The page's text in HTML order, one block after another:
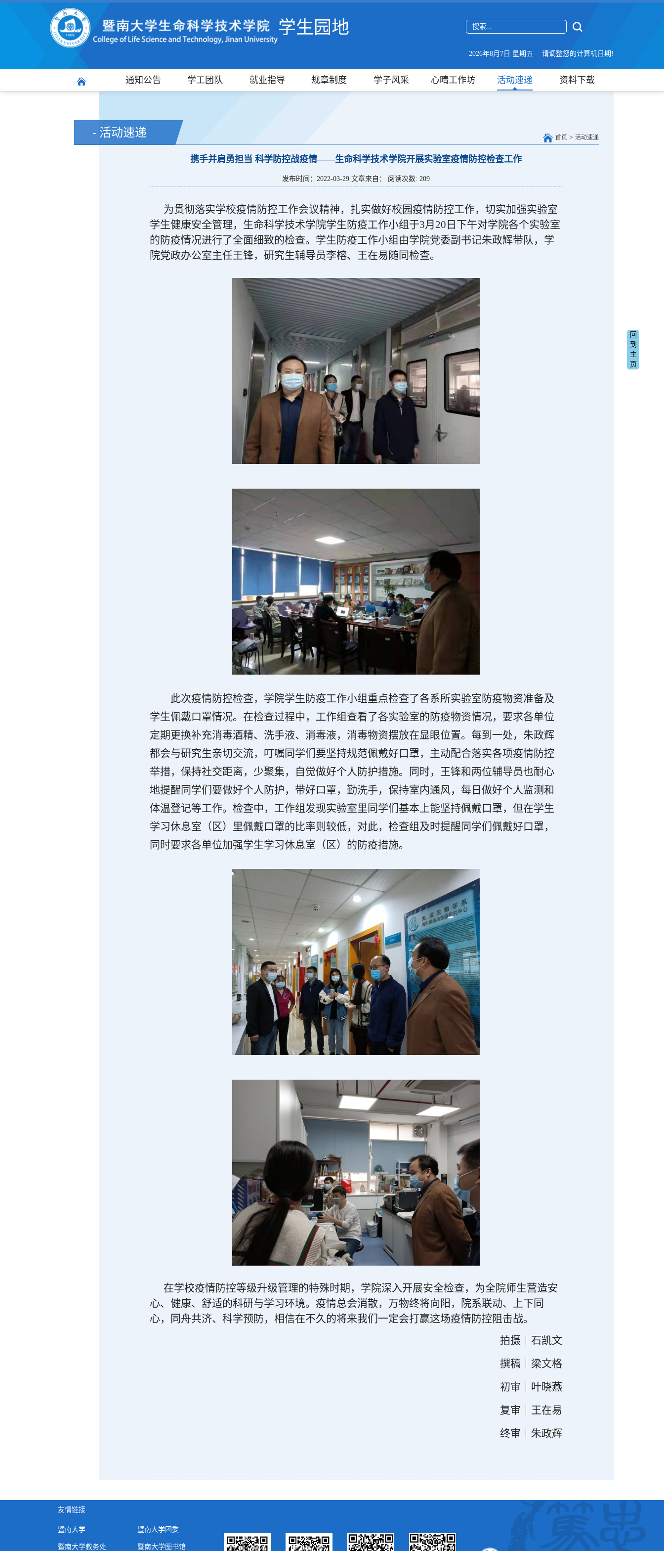
回
到
主
页
学生园地
2026年8月7日 星期五 请调整您的计算机日期!
通知公告 学工团队 就业指导 规章制度 学子风采 心晴工作坊 活动速递 资料下载
- 活动速递 首页 > 活动速递
携手并肩勇担当 科学防控战疫情——生命科学技术学院开展实验室疫情防控检查工作
发布时间：2022-03-29 文章来自： 阅读次数:209
为贯彻落实学校疫情防控工作会议精神，扎实做好校园疫情防控工作，切实加强实验室
学生健康安全管理，生命科学技术学院学生防疫工作小组于3月20日下午对学院各个实验室
的防疫情况进行了全面细致的检查。学生防疫工作小组由学院党委副书记朱政辉带队，学
院党政办公室主任王锋，研究生辅导员李榕、王在易随同检查。
此次疫情防控检查，学院学生防疫工作小组重点检查了各系所实验室防疫物资准备及
学生佩戴口罩情况。在检查过程中，工作组查看了各实验室的防疫物资情况，要求各单位
定期更换补充消毒酒精、洗手液、消毒液，消毒物资摆放在显眼位置。每到一处，朱政辉
都会与研究生亲切交流，叮嘱同学们要坚持规范佩戴好口罩，主动配合落实各项疫情防控
举措，保持社交距离，少聚集，自觉做好个人防护措施。同时，王锋和两位辅导员也耐心
地提醒同学们要做好个人防护，带好口罩，勤洗手，保持室内通风，每日做好个人监测和
体温登记等工作。检查中，工作组发现实验室里同学们基本上能坚持佩戴口罩，但在学生
学习休息室（区）里佩戴口罩的比率则较低，对此，检查组及时提醒同学们佩戴好口罩，
同时要求各单位加强学生学习休息室（区）的防疫措施。
在学校疫情防控等级升级管理的特殊时期，学院深入开展安全检查，为全院师生营造安
心、健康、舒适的科研与学习环境。疫情总会消散，万物终将向阳，院系联动、上下同
心，同舟共济、科学预防，相信在不久的将来我们一定会打赢这场疫情防控阻击战。
拍摄｜石凯文
撰稿｜梁文格
初审｜叶晓燕
复审｜王在易
终审｜朱政辉
友情链接
暨南大学
暨南大学教务处
暨南大学团委
暨南大学图书馆